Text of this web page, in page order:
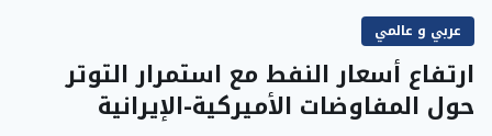
عربي و عالمي
ارتفاع أسعار النفط مع استمرار التوتر
حول المفاوضات الأميركية-الإيرانية